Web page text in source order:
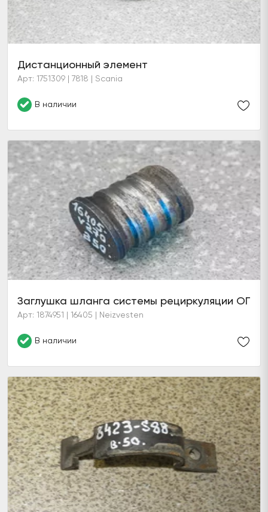
Дистанционный элемент
Арт: 1751309 | 7818 | Scania
В наличии
Заглушка шланга системы рециркуляции ОГ
Арт: 1874951 | 16405 | Neizvesten
В наличии